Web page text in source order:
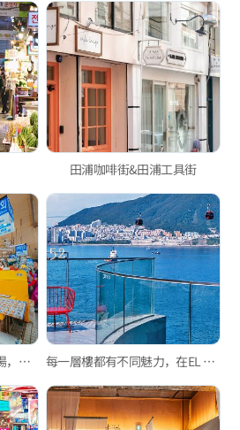
田浦咖啡街&田浦工具街
釜山在地人喜愛的海鮮市場，新東亞水產綜合市場與玄風餐廳 每一層樓都有不同魅力，在EL 16.52欣賞最特別的松島海景